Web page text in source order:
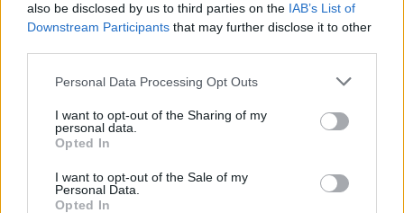
also be disclosed by us to third parties on the IAB’s List of
Downstream Participants that may further disclose it to other
Personal Data Processing Opt Outs
I want to opt-out of the Sharing of my
personal data.
Opted In
I want to opt-out of the Sale of my
Personal Data.
Opted In
Zaha Hadid Architects
To Jinghe New City εξελίσσεται σε κέντρο
για την ανάπτυξη βιομηχανιών που
εστιάζουν στη νέα ενέργεια, τα υλικά, την
τεχνητή νοημοσύνη και την αεροδιαστημική.